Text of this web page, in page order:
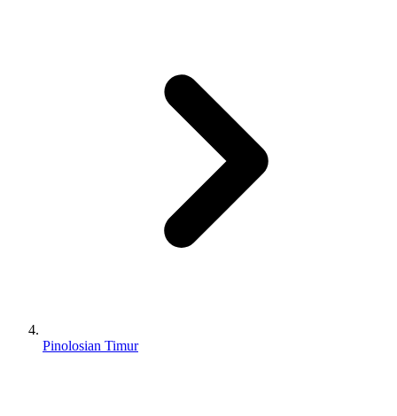
Pinolosian Timur